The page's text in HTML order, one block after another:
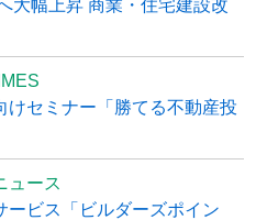
大幅上昇 商業・住宅建設改
けセミナー「勝てる不動産投
ュース
ービス「ビルダーズポイン